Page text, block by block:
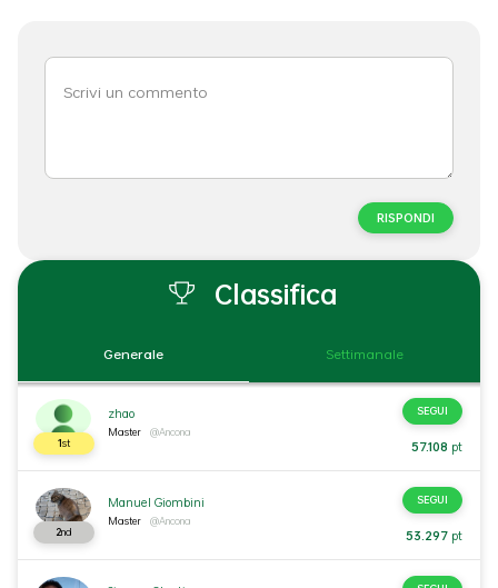
RISPONDI
Classifica
Generale Settimanale
1st
zhao
Master @Ancona
SEGUI
57.108 pt
2nd
Manuel Giombini
Master @Ancona
SEGUI
53.297 pt